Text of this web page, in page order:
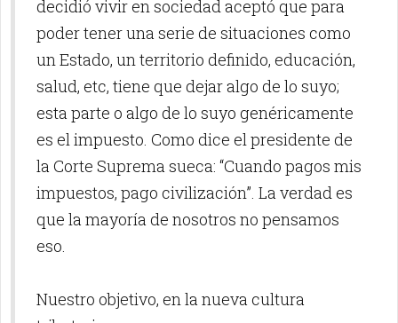
decidió vivir en sociedad aceptó que para
poder tener una serie de situaciones como
un Estado, un territorio definido, educación,
salud, etc, tiene que dejar algo de lo suyo;
esta parte o algo de lo suyo genéricamente
es el impuesto. Como dice el presidente de
la Corte Suprema sueca: “Cuando pagos mis
impuestos, pago civilización”. La verdad es
que la mayoría de nosotros no pensamos
eso.
Nuestro objetivo, en la nueva cultura